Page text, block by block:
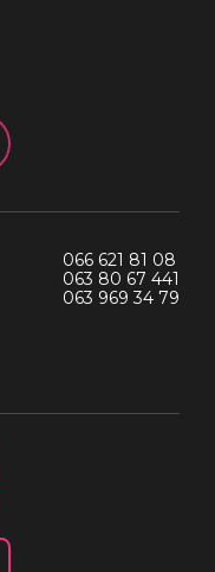
066 621 81 08
063 80 67 441
063 969 34 79